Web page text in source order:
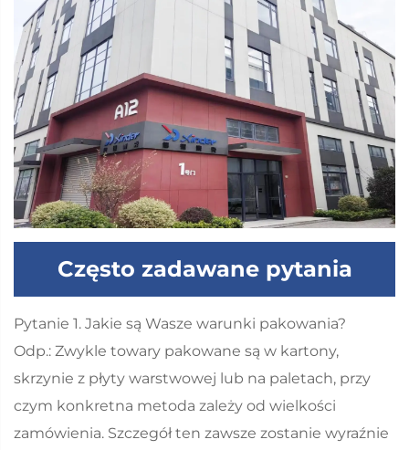
Często zadawane pytania
Pytanie 1. Jakie są Wasze warunki pakowania?
Odp.: Zwykle towary pakowane są w kartony,
skrzynie z płyty warstwowej lub na paletach, przy
czym konkretna metoda zależy od wielkości
zamówienia. Szczegół ten zawsze zostanie wyraźnie